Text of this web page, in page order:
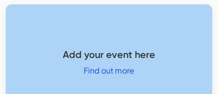
Add your event here
Find out more